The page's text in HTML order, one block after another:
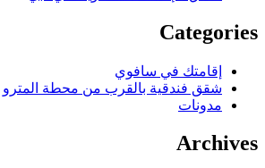
Categories
إقامتك في سافوي
شقق فندقية بالقرب من محطة المترو
مدونات
Archives